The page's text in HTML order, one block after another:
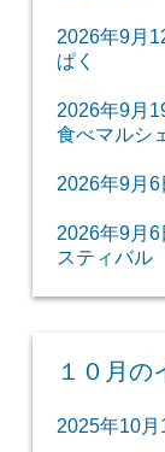
2026年9月
ぱく
2026年9月
食べマルシ
2026年9月
2026年9月
スティバル
１０月の
2025年10